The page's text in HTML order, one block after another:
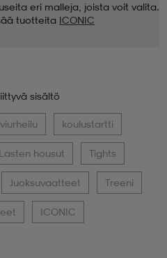
eri malleja, joista voit valita.
tuotteita ICONIC
sisältö
koulustartti
Lasten housut Tights
Juoksuvaatteet Treeni
ICONIC